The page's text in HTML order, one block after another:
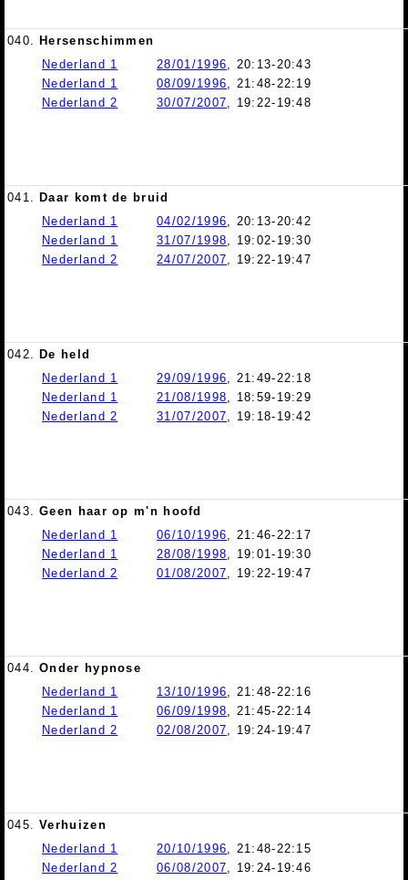
040. Hersenschimmen
Nederland 1
28/01/1996, 20:13-20:43
Nederland 1
08/09/1996, 21:48-22:19
Nederland 2
30/07/2007, 19:22-19:48
041. Daar komt de bruid
Nederland 1
04/02/1996, 20:13-20:42
Nederland 1
31/07/1998, 19:02-19:30
Nederland 2
24/07/2007, 19:22-19:47
042. De held
Nederland 1
29/09/1996, 21:49-22:18
Nederland 1
21/08/1998, 18:59-19:29
Nederland 2
31/07/2007, 19:18-19:42
043. Geen haar op m'n hoofd
Nederland 1
06/10/1996, 21:46-22:17
Nederland 1
28/08/1998, 19:01-19:30
Nederland 2
01/08/2007, 19:22-19:47
044. Onder hypnose
Nederland 1
13/10/1996, 21:48-22:16
Nederland 1
06/09/1998, 21:45-22:14
Nederland 2
02/08/2007, 19:24-19:47
045. Verhuizen
Nederland 1
20/10/1996, 21:48-22:15
Nederland 2
06/08/2007, 19:24-19:46